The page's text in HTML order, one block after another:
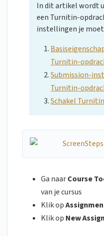
In dit artikel wordt
een Turnitin-
instellingen je
Turnitin-
Submission-
Turnitin-
Schakel
Ga naarCourse
van je cursus
Klik op
Klik op New